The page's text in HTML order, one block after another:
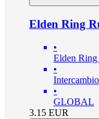
Elden Ring
•
Elden Ring
•
•
GLOBAL
3.15 EUR